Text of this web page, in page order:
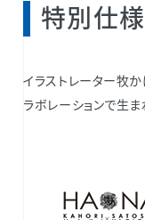
特別仕様
イラストレーター牧
ラボレーションで生